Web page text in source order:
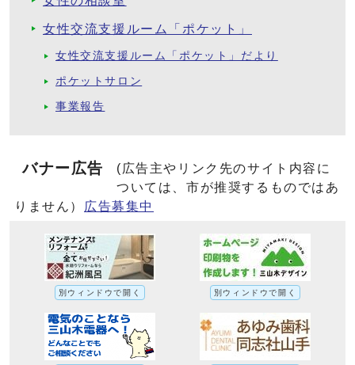
女性交流支援ルーム「ポケット」
女性交流支援ルーム「ポケット」だより
ポケットサロン
事業報告
バナー広告
(広告主やリンク先のサイト内容に
ついては、市が推奨するものではあ
りません）
広告募集中
別ウィンドウで開く 別ウィンドウで開く